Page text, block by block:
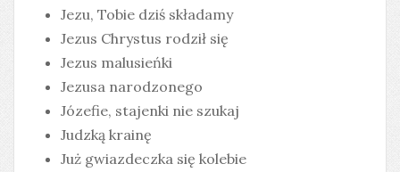
Jezu, Tobie dziś składamy
Jezus Chrystus rodził się
Jezus malusieńki
Jezusa narodzonego
Józefie, stajenki nie szukaj
Judzką krainę
Już gwiazdeczka się kolebie